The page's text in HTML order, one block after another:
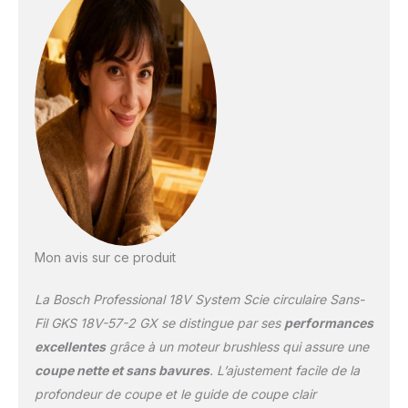
COUPE : Compatible
avec le rail de guidage
transversal et le système
de guidage, se
transforme en scie à
onglet avec FSN X,
design compact pour les
coupes rapprochées, et
coupe jusqu'à 57 mm
avec un biseau de 50°.
FACILE À UTILISER :
protection inférieur à une
main. IHM : Fonction :
tr/min, fonction Stop
Control marche/arrêt et
mode éco. État : Contrôle
de la surchauffe et
Mon avis sur ce produit
La Bosch Professional 18V System Scie circulaire Sans-
Fil GKS 18V-57-2 GX se distingue par ses performances
excellentesgrâce à un moteur brushless qui assure une
coupe nette et sans bavures. L’ajustement facile de la
profondeur de coupe et le guide de coupe clair